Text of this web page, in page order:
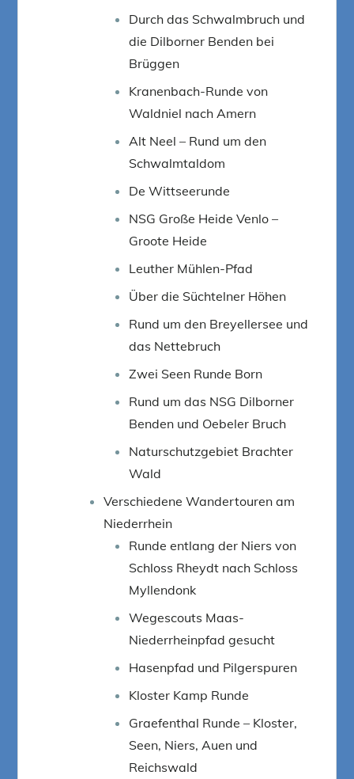
Durch das Schwalmbruch und
die Dilborner Benden bei
Brüggen
Kranenbach-Runde von
Waldniel nach Amern
Alt Neel – Rund um den
Schwalmtaldom
De Wittseerunde
NSG Große Heide Venlo –
Groote Heide
Leuther Mühlen-Pfad
Über die Süchtelner Höhen
Rund um den Breyellersee und
das Nettebruch
Zwei Seen Runde Born
Rund um das NSG Dilborner
Benden und Oebeler Bruch
Naturschutzgebiet Brachter
Wald
Verschiedene Wandertouren am
Niederrhein
Runde entlang der Niers von
Schloss Rheydt nach Schloss
Myllendonk
Wegescouts Maas-
Niederrheinpfad gesucht
Hasenpfad und Pilgerspuren
Kloster Kamp Runde
Graefenthal Runde – Kloster,
Seen, Niers, Auen und
Reichswald